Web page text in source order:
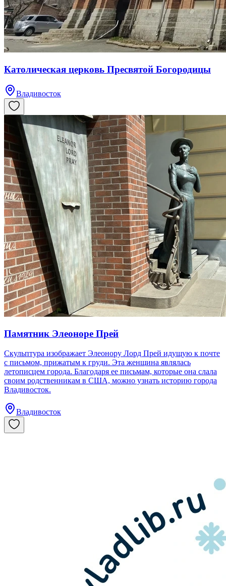
Католическая церковь Пресвятой Богородицы
Владивосток
Памятник Элеоноре Прей
Скульптура изображает Элеонору Лорд Прей идущую к почте
с письмом, прижатым к груди. Эта женщина являлась
летописцем города. Благодаря ее письмам, которые она слала
своим родственникам в США, можно узнать историю города
Владивосток.
Владивосток